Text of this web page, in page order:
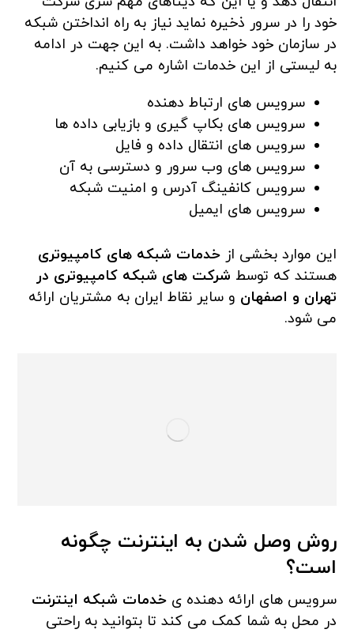
خود را در سرور ذخیره نماید نیاز به راه انداختن شبکه
در سازمان خود خواهد داشت. به این جهت در ادامه
به لیستی از این خدمات اشاره می کنیم.
سرویس های ارتباط دهنده
سرویس های بکاپ گیری و بازیابی داده ها
سرویس های انتقال داده و فایل
سرویس های وب سرور و دسترسی به آن
سرویس کانفینگ آدرس و امنیت شبکه
سرویس های ایمیل
این موارد بخشی ازخدمات شبکه های کامپیوتری
هستند که توسط شرکت های شبکه کامپیوتری در
تهران و اصفهان و سایر نقاط ایران به مشتریان ارائه
می شود.
روش وصل شدن به اینترنت چگونه
است؟
سرویس های ارائه دهنده یخدمات شبکه اینترنت
در محل به شما کمک می کند تا بتوانید به راحتی